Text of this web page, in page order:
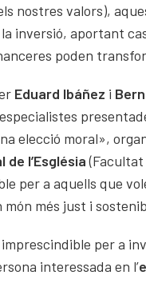
nostres valors),
inversió, aportant
poden
Eduard Ibáñez i
elecció moral»,
de l’Església(Facultat
per a aquells que
més just i
per a
interessada en l’